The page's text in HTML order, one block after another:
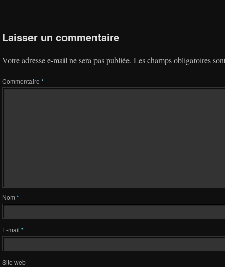
Laisser un commentaire
Votre adresse e-mail ne sera pas publiée. Les champs obligatoires
Commentaire *
Nom *
E-mail *
Site web